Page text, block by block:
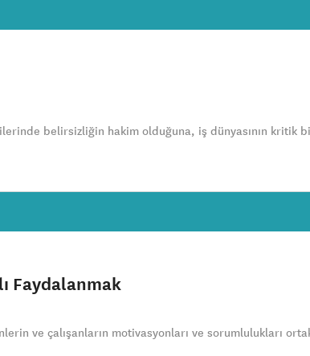
belirsizliğin hakim olduğuna, iş dünyasının kritik
Faydalanmak
ve çalışanların motivasyonları ve sorumlulukları